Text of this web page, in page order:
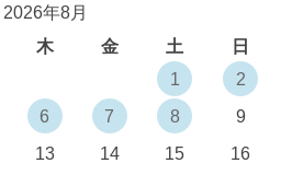
2026年8月
木 金 土
日
1
2
6 7 8
9
13 14 15
16